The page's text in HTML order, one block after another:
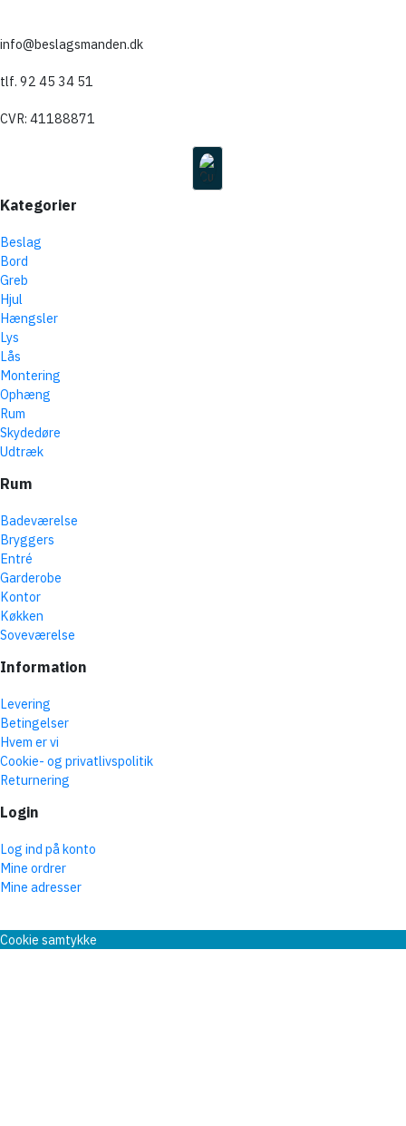
info@beslagsmanden.dk
tlf. 92 45 34 51
CVR: 41188871
Kategorier
Beslag
Bord
Greb
Hjul
Hængsler
Lys
Lås
Montering
Ophæng
Rum
Skydedøre
Udtræk
Rum
Badeværelse
Bryggers
Entré
Garderobe
Kontor
Køkken
Soveværelse
Information
Levering
Betingelser
Hvem er vi
Cookie- og privatlivspolitik
Returnering
Login
Log ind på konto
Mine ordrer
Mine adresser
Cookie samtykke